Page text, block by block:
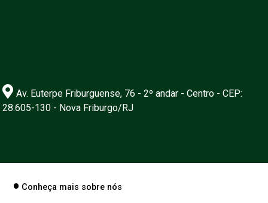
Av. Euterpe Friburguense, 76 - 2º andar - Centro - CEP:
28.605-130 - Nova Friburgo/RJ
Conheça mais sobre nós